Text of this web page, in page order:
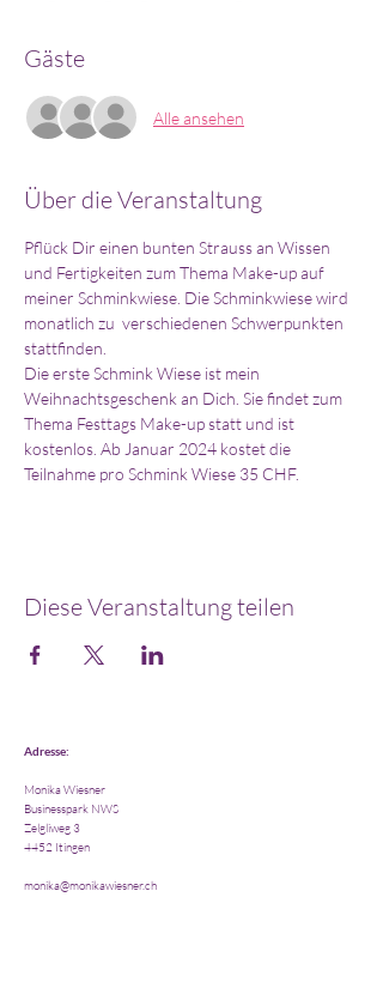
Gäste
Alle ansehen
Über die Veranstaltung
Pflück Dir einen bunten Strauss an Wissen
und Fertigkeiten zum Thema Make-up auf
meiner Schminkwiese. Die Schminkwiese wird
monatlich zu  verschiedenen Schwerpunkten
stattfinden.
Die erste Schmink Wiese ist mein
Weihnachtsgeschenk an Dich. Sie findet zum
Thema Festtags Make-up statt und ist
kostenlos. Ab Januar 2024 kostet die
Teilnahme pro Schmink Wiese 35 CHF.
Diese Veranstaltung teilen
Adresse:
Monika Wiesner
Businesspark NWS
Zelgliweg 3
4452 Itingen
monika@monikawiesner.ch